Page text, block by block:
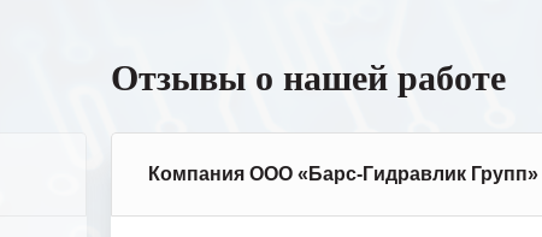
Отзывы о нашей работе
Компания ООО «Барс-Гидравлик Групп»